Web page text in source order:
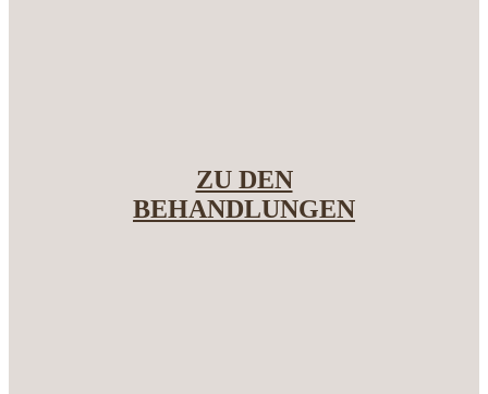
ZU DEN
BEHANDLUNGEN